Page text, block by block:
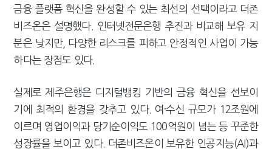
금융 플랫폼 혁신을 완성할 수 있는 최선의 선택이라고 더존
비즈온은 설명했다. 인터넷전문은행 추진과 비교해 보유 지
분은 낮지만, 다양한 리스크를 피하고 안정적인 사업이 가능
하다는 장점도 있다.
실제로 제주은행은 디지털뱅킹 기반의 금융 혁신을 선보이
기에 최적의 환경을 갖추고 있다. 여·수신 규모가 12조원에
이르며 영업이익과 당기순이익도 100억원이 넘는 등 꾸준한
성장률을 보이고 있다. 더존비즈온이 보유한 인공지능(AI)과